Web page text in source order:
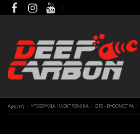
Αρχική ΥΠΟΒΡΥΧΙΑ ΗΛΕΚΤΡΟΝΙΚΑ GPS - ΒΥΘΟΜΕΤΡΑ